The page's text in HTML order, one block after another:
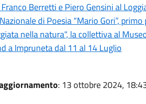
Berretti e Piero Gensini al
di Poesia “Mario Gori”,
nella natura", la collettiva al
a Impruneta dal 11 al 14 Luglio
: 13 ottobre 2024,